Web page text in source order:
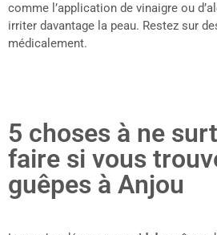
comme l’application de vinaigre ou
irriter davantage la peau. Restez sur
médicalement.
5 choses à ne
faire si vous
guêpes à Anjou